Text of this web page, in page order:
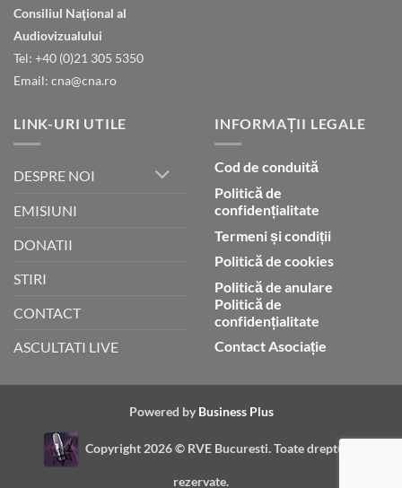
Consiliul Naţional al
Audiovizualului
Tel: +40 (0)21 305 5350
Email: cna@cna.ro
LINK-URI UTILE
DESPRE NOI
EMISIUNI
DONATII
STIRI
CONTACT
ASCULTATI LIVE
INFORMAȚII LEGALE
Cod de conduită
Politică de
confidențialitate
Termeni și condiții
Politică de cookies
Politică de anulare
Politică de
confidențialitate
Contact Asociație
Powered by Business Plus
Copyright 2026 © RVE Bucuresti. Toate drepturile
rezervate.